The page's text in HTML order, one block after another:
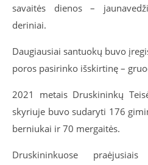
savaitės dienos –
deriniai.
Daugiausiai santuokų buvo
poros pasirinko išskirtinę –
2021 metais Druskininkų
skyriuje buvo sudaryti 176
berniukai ir 70 mergaitės.
Druskininkuose